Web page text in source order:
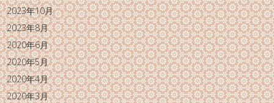
2023年10月
2023年8月
2020年6月
2020年5月
2020年4月
2020年3月